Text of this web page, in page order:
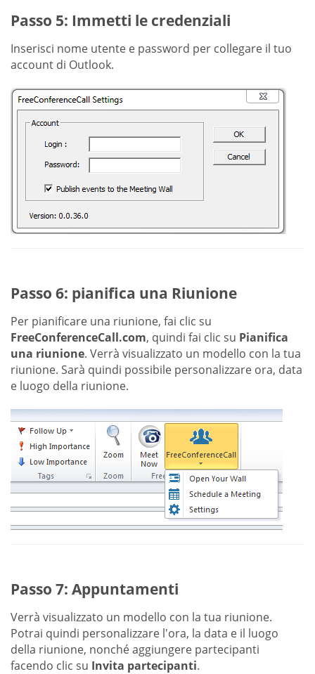
Passo 5: Immetti le credenziali
Inserisci nome utente e password per collegare il tuo
account di Outlook.
Passo 6: pianifica una Riunione
Per pianificare una riunione, fai clic su
FreeConferenceCall.com, quindi fai clic su Pianifica
una riunione. Verrà visualizzato un modello con la tua
riunione. Sarà quindi possibile personalizzare ora, data
e luogo della riunione.
Passo 7: Appuntamenti
Verrà visualizzato un modello con la tua riunione.
Potrai quindi personalizzare l'ora, la data e il luogo
della riunione, nonché aggiungere partecipanti
facendo clic su Invita partecipanti.